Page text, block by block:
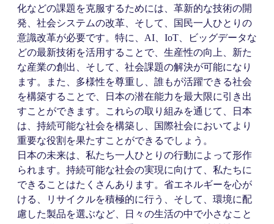
化などの課題を克服するためには、革新的な技術の開
発、社会システムの改革、そして、国民一人ひとりの
意識改革が必要です。特に、AI、IoT、ビッグデータな
どの最新技術を活用することで、生産性の向上、新た
な産業の創出、そして、社会課題の解決が可能になり
ます。また、多様性を尊重し、誰もが活躍できる社会
を構築することで、日本の潜在能力を最大限に引き出
すことができます。これらの取り組みを通じて、日本
は、持続可能な社会を構築し、国際社会においてより
重要な役割を果たすことができるでしょう。
日本の未来は、私たち一人ひとりの行動によって形作
られます。持続可能な社会の実現に向けて、私たちに
できることはたくさんあります。省エネルギーを心が
ける、リサイクルを積極的に行う、そして、環境に配
慮した製品を選ぶなど、日々の生活の中で小さなこと